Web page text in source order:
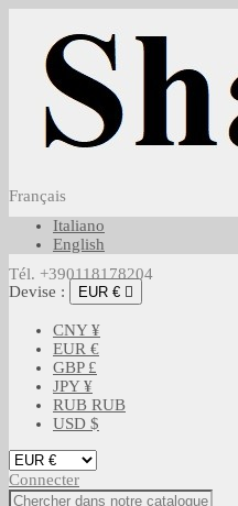
Français
Italiano
English
Tél. +390118178204
Devise :
EUR € 
CNY ¥
EUR €
GBP £
JPY ¥
RUB RUB
USD $
Connecter